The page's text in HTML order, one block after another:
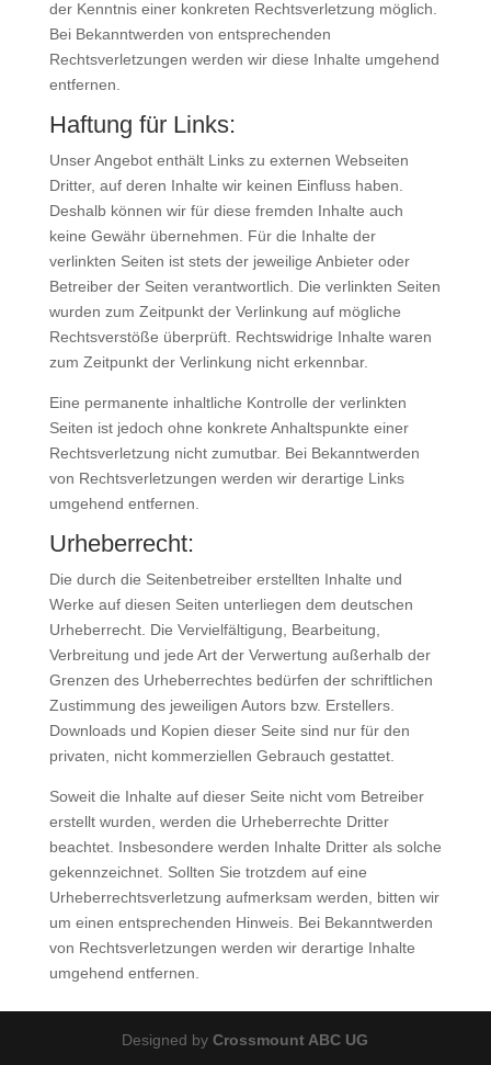
der Kenntnis einer konkreten Rechtsverletzung möglich.
Bei Bekanntwerden von entsprechenden
Rechtsverletzungen werden wir diese Inhalte umgehend
entfernen.
Haftung für Links:
Unser Angebot enthält Links zu externen Webseiten
Dritter, auf deren Inhalte wir keinen Einfluss haben.
Deshalb können wir für diese fremden Inhalte auch
keine Gewähr übernehmen. Für die Inhalte der
verlinkten Seiten ist stets der jeweilige Anbieter oder
Betreiber der Seiten verantwortlich. Die verlinkten Seiten
wurden zum Zeitpunkt der Verlinkung auf mögliche
Rechtsverstöße überprüft. Rechtswidrige Inhalte waren
zum Zeitpunkt der Verlinkung nicht erkennbar.
Eine permanente inhaltliche Kontrolle der verlinkten
Seiten ist jedoch ohne konkrete Anhaltspunkte einer
Rechtsverletzung nicht zumutbar. Bei Bekanntwerden
von Rechtsverletzungen werden wir derartige Links
umgehend entfernen.
Urheberrecht:
Die durch die Seitenbetreiber erstellten Inhalte und
Werke auf diesen Seiten unterliegen dem deutschen
Urheberrecht. Die Vervielfältigung, Bearbeitung,
Verbreitung und jede Art der Verwertung außerhalb der
Grenzen des Urheberrechtes bedürfen der schriftlichen
Zustimmung des jeweiligen Autors bzw. Erstellers.
Downloads und Kopien dieser Seite sind nur für den
privaten, nicht kommerziellen Gebrauch gestattet.
Soweit die Inhalte auf dieser Seite nicht vom Betreiber
erstellt wurden, werden die Urheberrechte Dritter
beachtet. Insbesondere werden Inhalte Dritter als solche
gekennzeichnet. Sollten Sie trotzdem auf eine
Urheberrechtsverletzung aufmerksam werden, bitten wir
um einen entsprechenden Hinweis. Bei Bekanntwerden
von Rechtsverletzungen werden wir derartige Inhalte
umgehend entfernen.
Designed byCrossmount ABC UG